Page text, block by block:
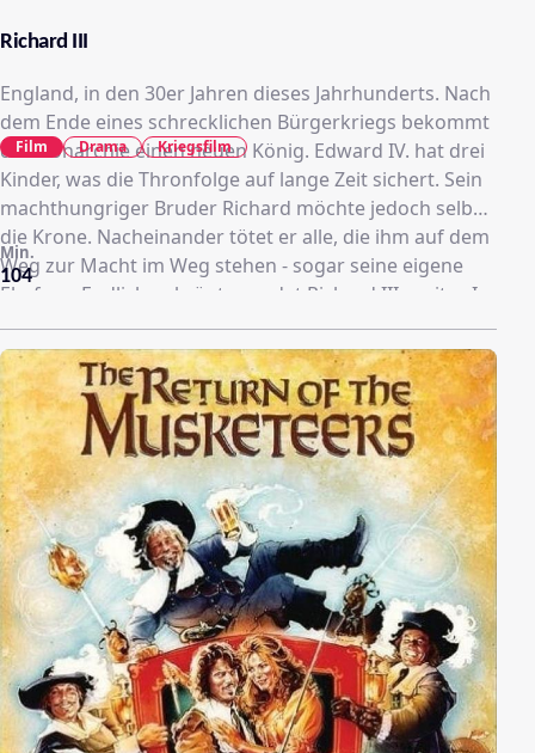
Richard III
England, in den 30er Jahren dieses Jahrhunderts. Nach
dem Ende eines schrecklichen Bürgerkriegs bekommt
die Monarchie einen neuen König. Edward IV. hat drei
Kinder, was die Thronfolge auf lange Zeit sichert. Sein
machthungriger Bruder Richard möchte jedoch selbst
die Krone. Nacheinander tötet er alle, die ihm auf dem
Weg zur Macht im Weg stehen - sogar seine eigene
Ehefrau. Endlich gekrönt, mordet Richard III. weiter. Im
Ausland stellt der junge Henry Richmond daraufhin
eine Armee zum Sturz des tyrannischen Monarchen
zusammen.
104
Min.
Film Drama Kriegsfilm